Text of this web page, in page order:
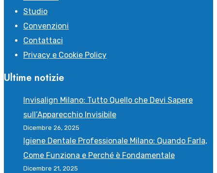
Studio
Convenzioni
Contattaci
Privacy e Cookie Policy
Ultime notizie
Invisalign Milano: Tutto Quello che Devi Sapere
sull’Apparecchio Invisibile
Dicembre 26, 2025
Igiene Dentale Professionale Milano: Quando Farla,
Come Funziona e Perché è Fondamentale
Dicembre 21, 2025